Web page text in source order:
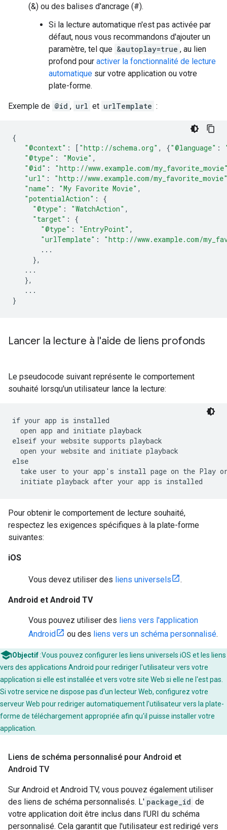
(&) ou des balises d'ancrage (#).
Si la lecture automatique n'est pas activée par
défaut, nous vous recommandons d'ajouter un
paramètre, tel que &autoplay=true , au lien
profond pour activer la fonctionnalité de lecture
automatique sur votre application ou votre
plate-forme.
Exemple de @id , url et urlTemplate :
{
"@context" : [ "http://schema.org" , {"@language" :
"@type" : "Movie" ,
"@id" :
"http://www.example.com/
"url" :
"http://www.example.com/
"name" : "My Favorite Movie" ,
"potentialAction" :
{
"@type" : "WatchAction" ,
"target" :
{
"@type" : "EntryPoint" ,
"urlTemplate" :
"http://www.example.com/
...
},
...
},
...
}
Lancer la lecture à l'aide de liens profonds
Le pseudocode suivant représente le comportement
souhaité lorsqu'un utilisateur lance la lecture:
if your app is installed
  open app and initiate playback
elseif your website supports playback
  open your website and initiate playback
else
take user to your app's install page on the Play
  initiate playback after your app is installed
Pour obtenir le comportement de lecture souhaité,
respectez les exigences spécifiques à la plate-forme
suivantes:
iOS
Vous devez utiliser des liens universels .
Android et Android TV
Vous pouvez utiliser des liens vers l'application
Android
ou des liens vers un schéma personnalisé.
Objectif:Vous pouvez configurer les liens universels iOS et les liens
vers des applications Android pour rediriger l'utilisateur vers votre
application si elle est installée et vers votre site Web si elle ne l'est pas.
Si votre service ne dispose pas d'un lecteur Web, configurez votre
serveur Web pour rediriger automatiquement l'utilisateur vers la plate-
forme de téléchargement appropriée afin qu'il puisse installer votre
application.
Liens de schéma personnalisé pour Android et
Android TV
Sur Android et Android TV, vous pouvez également utiliser
des liens de schéma personnalisés. L' package_id de
votre application doit être inclus dans l'URI du schéma
personnalisé. Cela garantit que l'utilisateur est redirigé vers